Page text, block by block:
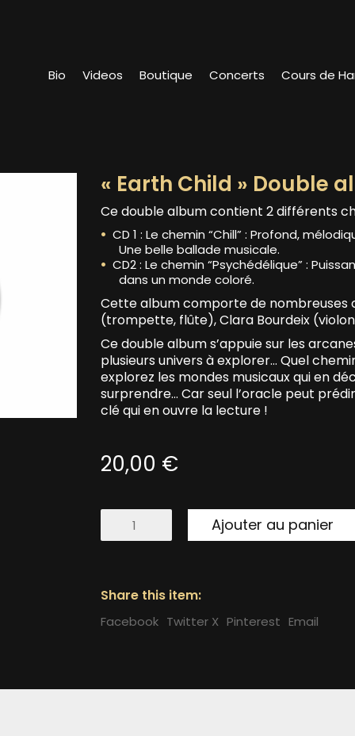
Bio Videos Boutique Concerts Cours de
« Earth Child » Double
Ce double album contient 2 différents
CD 1 : Le chemin “Chill” : Profond,
Une belle ballade musicale.
CD2 : Le chemin “Psychédélique” :
dans un monde coloré.
Cette album comporte de nombreuses
(trompette, flûte), Clara Bourdeix
Ce double album s’appuie sur les
plusieurs univers à explorer… Quel
explorez les mondes musicaux qui en
surprendre… Car seul l’oracle peut
clé qui en ouvre la lecture !
20,00 €
quantité
"Earth
album
Ajouter au panier
Share this item:
Facebook Twitter X Pinterest Email